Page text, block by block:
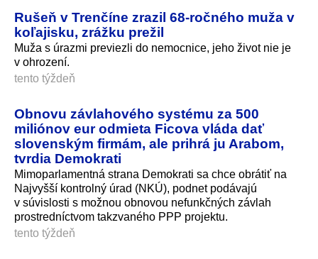
Rušeň v Trenčíne zrazil 68-ročného muža v
koľajisku, zrážku prežil
Muža s úrazmi previezli do nemocnice, jeho život nie je
v ohrození.
tento týždeň
Obnovu závlahového systému za 500
miliónov eur odmieta Ficova vláda dať
slovenským firmám, ale prihrá ju Arabom,
tvrdia Demokrati
Mimoparlamentná strana Demokrati sa chce obrátiť na
Najvyšší kontrolný úrad (NKÚ), podnet podávajú
v súvislosti s možnou obnovou nefunkčných závlah
prostredníctvom takzvaného PPP projektu.
tento týždeň